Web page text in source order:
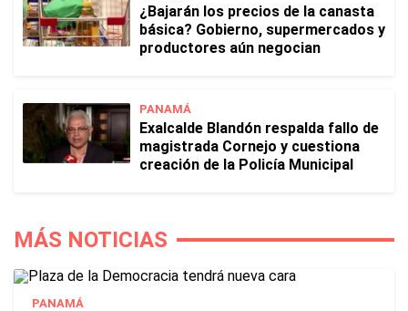
¿Bajarán los precios de la canasta
básica? Gobierno, supermercados y
productores aún negocian
PANAMÁ
Exalcalde Blandón respalda fallo de
magistrada Cornejo y cuestiona
creación de la Policía Municipal
MÁS NOTICIAS
PANAMÁ